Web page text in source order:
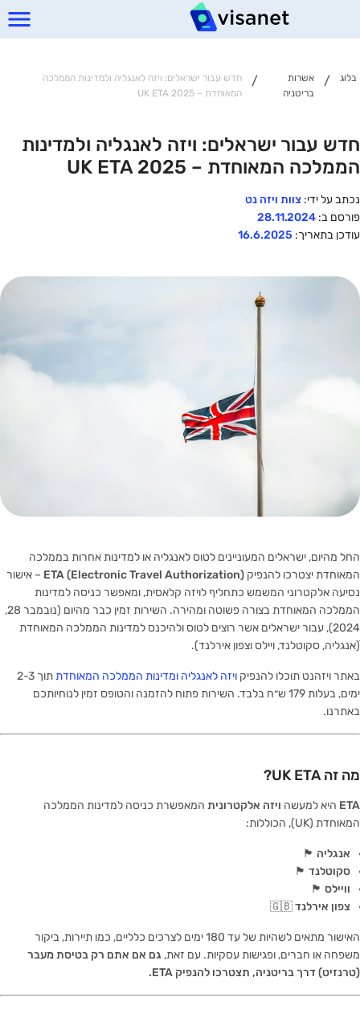
בלוג /
אשרות
בריטניה
/
חדש עבור ישראלים: ויזה לאנגליה ולמדינות הממלכה
המאוחדת – UK ETA 2025
חדש עבור ישראלים: ויזה לאנגליה ולמדינות
הממלכה המאוחדת – UK ETA 2025
נכתב על ידי: צוות ויזה נט
פורסם ב: 28.11.2024
עודכן בתאריך: 16.6.2025
החל מהיום, ישראלים המעוניינים לטוס לאנגליה או למדינות אחרות בממלכה
המאוחדת יצטרכו להנפיק ETA (Electronic Travel Authorization) – אישור
נסיעה אלקטרוני המשמש כתחליף לויזה קלאסית, ומאפשר כניסה למדינות
הממלכה המאוחדת בצורה פשוטה ומהירה. השירות זמין כבר מהיום (נובמבר 28,
2024), עבור ישראלים אשר רוצים לטוס ולהיכנס למדינות הממלכה המאוחדת
ֿ(אנגליה, סקוטלנד, ויילס וצפון אירלנד).
באתר ויזהנט תוכלו להנפיק ויזה לאנגליה ומדינות הממלכה המאוחדת
תוך 2-3
ימים, בעלות 179 ש״ח בלבד. השירות פתוח להזמנה והטופס זמין לנוחיותכם
באתרנו.
מה זה UK ETA?
ETA היא למעשה ויזה אלקטרונית המאפשרת כניסה למדינות הממלכה
המאוחדת (UK), הכוללות:
אנגליה 🏴󠁧󠁢󠁥󠁮󠁧󠁿
סקוטלנד 🏴󠁧󠁢󠁳󠁣󠁴󠁿
וויילס 🏴󠁧󠁢󠁷󠁬󠁳󠁿
צפון אירלנד 🇬🇧
האישור מתאים לשהיות של עד 180 ימים לצרכים כלליים, כמו תיירות, ביקור
משפחה או חברים, ופגישות עסקיות. עם זאת, גם אם אתם רק בטיסת מעבר
(טרנזיט) דרך בריטניה, תצטרכו להנפיק ETA.